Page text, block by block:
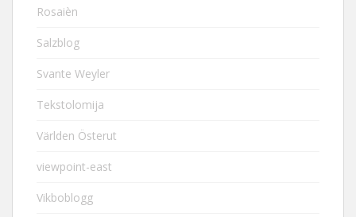
Rosaièn
Salzblog
Svante Weyler
Tekstolomija
Världen Österut
viewpoint-east
Vikboblogg